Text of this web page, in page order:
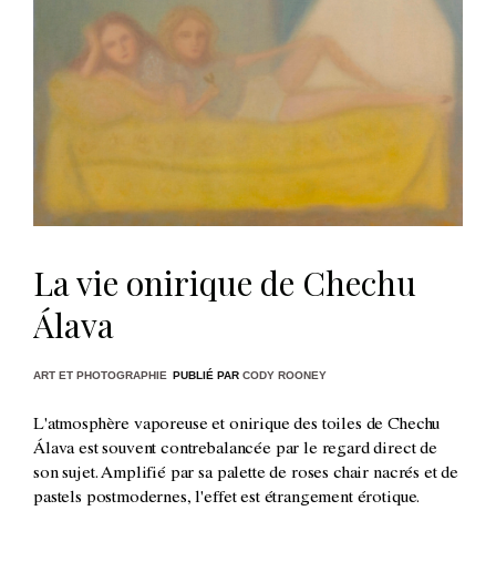
La vie onirique de Chechu
Álava
ART ET PHOTOGRAPHIE PUBLIÉ PAR CODY ROONEY
L'atmosphère vaporeuse et onirique des toiles de Chechu
Álava est souvent contrebalancée par le regard direct de
son sujet. Amplifié par sa palette de roses chair nacrés et de
pastels postmodernes, l'effet est étrangement érotique.